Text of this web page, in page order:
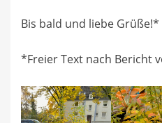
Bis bald und liebe Grüße!*
*Freier Text nach Bericht